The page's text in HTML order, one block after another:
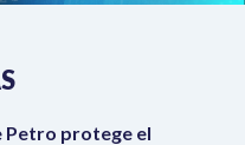
Petro protege el